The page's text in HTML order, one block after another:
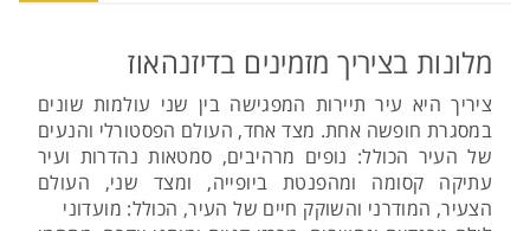
מלונות בציריך מזמינים בדיזנהאוז
ציריך היא עיר תיירות המפגישה בין שני עולמות שונים
במסגרת חופשה אחת. מצד אחד, העולם הפסטורלי והנעים
של העיר הכולל: נופים מרהיבים, סמטאות נהדרות ועיר
עתיקה קסומה ומהפנטת ביופייה, ומצד שני, העולם
הצעיר, המודרני והשוקק חיים של העיר, הכולל: מועדוני